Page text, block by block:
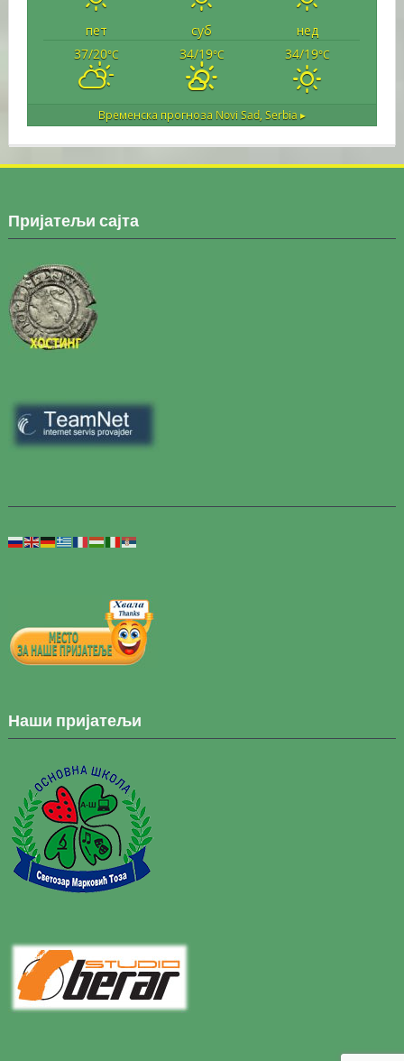
пет суб
нед
37/20°C 34/19°C 34/19°C
Временска прогноза Novi Sad, Serbia ▸
Пријатељи сајта
Наши пријатељи